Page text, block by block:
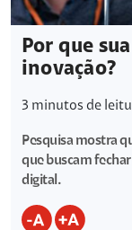
Por que
inovação?
3 minutos de
Pesquisa mostra
que buscam
digital.